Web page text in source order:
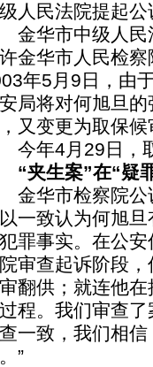
人民法院提起公
华市中级人民
金华市人民检
年5月9日，由
局将对何旭旦
又变更为取保候
年4月29日，取
生案”在“疑罪
华市检察院公
一致认为何旭
罪事实。在公
审查起诉阶段
翻供；就连他
程。我们审查
一致，我们相
”